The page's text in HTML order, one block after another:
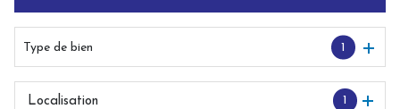
De l'immo pro
Type de bien 1
1
Localisation